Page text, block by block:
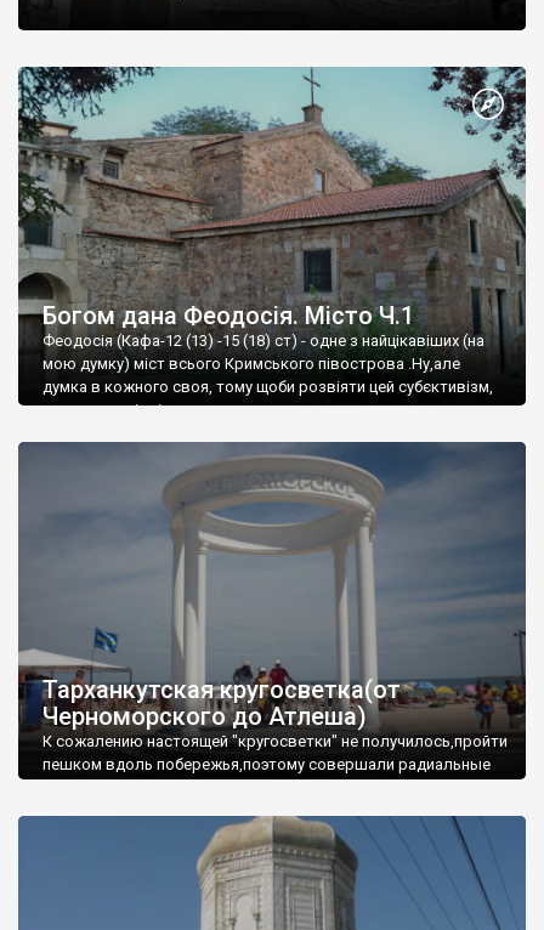
Богом дана Феодосія. Місто Ч.1
Феодосія (Кафа-12 (13) -15 (18) ст) - одне з найцікавіших (на
мою думку) міст всього Кримського півострова .Ну,але
думка в кожного своя, тому щоби розвіяти цей субєктивізм,
запрошую відвідати це
Тарханкутская кругосветка(от
Черноморского до Атлеша)
К сожалению настоящей "кругосветки" не получилось,пройти
пешком вдоль побережья,поэтому совершали радиальные